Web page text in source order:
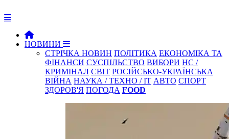
НОВИНИ
СТРІЧКА НОВИН ПОЛІТИКА ЕКОНОМІКА ТА
ФІНАНСИ СУСПІЛЬСТВО ВИБОРИ НС /
КРИМІНАЛ СВІТ РОСІЙСЬКО-УКРАЇНСЬКА
ВІЙНА НАУКА / ТЕХНО / IT АВТО СПОРТ
ЗДОРОВ'Я ПОГОДА FOOD